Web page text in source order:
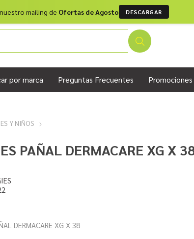
mailing de Ofertas de Agosto DESCARGAR
por marca Preguntas Frecuentes
Y NIÑOS
PAÑAL DERMACARE XG X
DERMACARE XG X 38